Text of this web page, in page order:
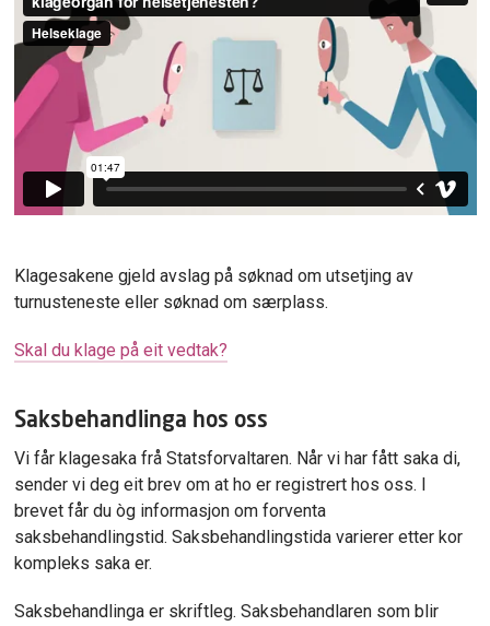
Klagesakene gjeld avslag på søknad om utsetjing av
turnusteneste eller søknad om særplass.
Skal du klage på eit vedtak?
Saksbehandlinga hos oss
Vi får klagesaka frå Statsforvaltaren. Når vi har fått saka di,
sender vi deg eit brev om at ho er registrert hos oss. I
brevet får du òg informasjon om forventa
saksbehandlingstid. Saksbehandlingstida varierer etter kor
kompleks saka er.
Saksbehandlinga er skriftleg. Saksbehandlaren som blir